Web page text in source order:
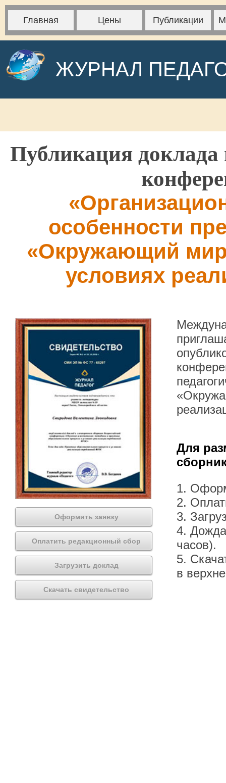
Главная Цены Публикации
ЖУРНАЛ
Публикация доклада
особенности
«Окружающий
условиях
Оформить заявку
Оплатить редакционный сбор
Загрузить доклад
Скачать свидетельство
Для
1.
2.
3.
4.
часов).
5.
в